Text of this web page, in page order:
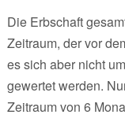
Die Erbschaft
Zeitraum, der vor
es sich aber nicht
gewertet werden.
Zeitraum von 6